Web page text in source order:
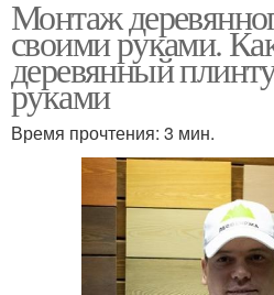
Монтаж
своими руками.
деревянный
руками
Время прочтения: 3 мин.